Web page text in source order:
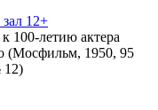
12+
100-летию актера
(Мосфильм, 1950, 95
12)